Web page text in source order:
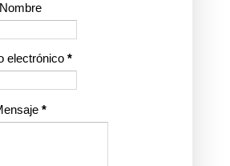
Nombre
electrónico *
*